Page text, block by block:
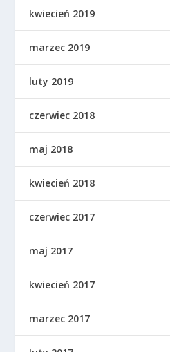
kwiecień 2019
marzec 2019
luty 2019
czerwiec 2018
maj 2018
kwiecień 2018
czerwiec 2017
maj 2017
kwiecień 2017
marzec 2017